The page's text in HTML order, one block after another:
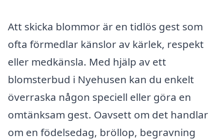
Att skicka blommor är en tidlös gest som
ofta förmedlar känslor av kärlek, respekt
eller medkänsla. Med hjälp av ett
blomsterbud i Nyehusen kan du enkelt
överraska någon speciell eller göra en
omtänksam gest. Oavsett om det handlar
om en födelsedag, bröllop, begravning